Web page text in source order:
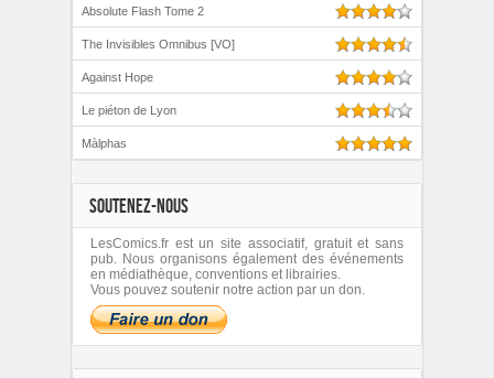
Absolute Flash Tome 2
The Invisibles Omnibus [VO]
Against Hope
Le piéton de Lyon
Màlphas
SOUTENEZ-NOUS
LesComics.fr est un site associatif, gratuit et sans
pub. Nous organisons également des événements
en médiathèque, conventions et librairies.
Vous pouvez soutenir notre action par un don.